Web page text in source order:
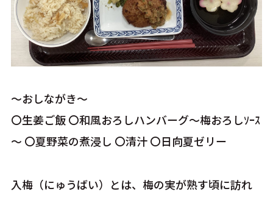
～おしながき〜
〇生姜ご飯 〇和風おろしハンバーグ～梅おろしｿｰｽ
～ 〇夏野菜の煮浸し 〇清汁 〇日向夏ゼリー
入梅（にゅうばい）とは、梅の実が熟す頃に訪れ